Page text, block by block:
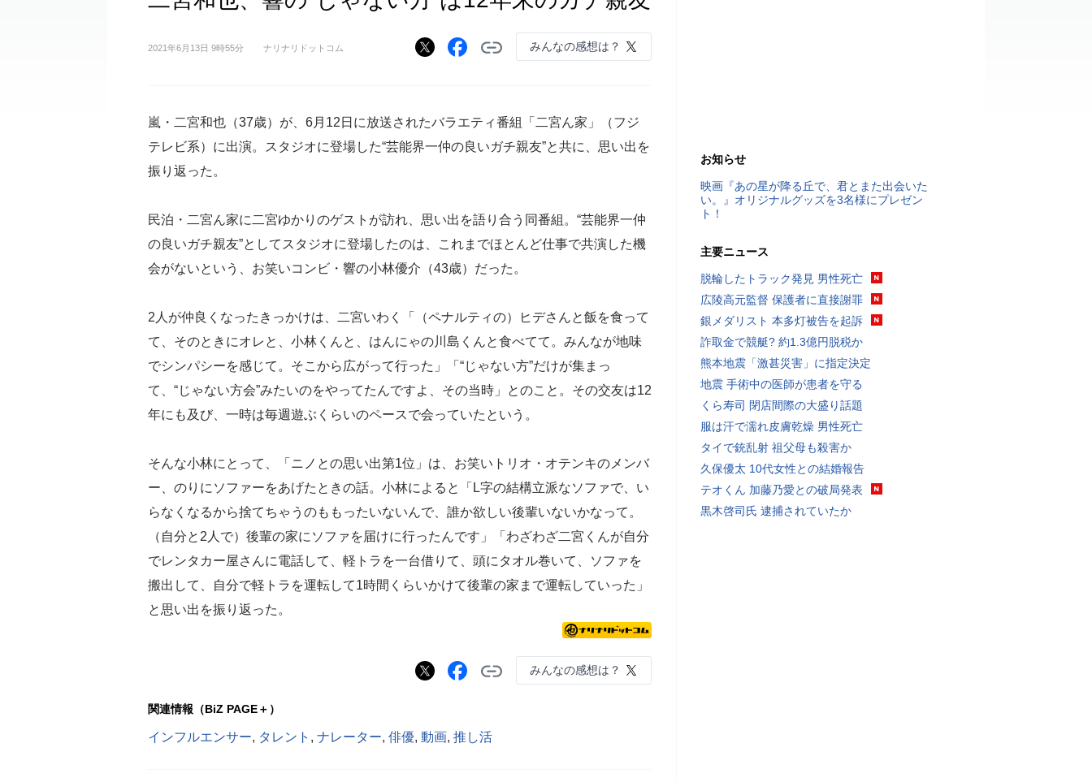
2021年6月13日 9時55分 ナリナリドットコム みんなの感想は？
嵐・二宮和也（37歳）が、6月12日に放送されたバラエティ番組「二宮ん家」（フジ
テレビ系）に出演。スタジオに登場した“芸能界一仲の良いガチ親友”と共に、思い出を
振り返った。
民泊・二宮ん家に二宮ゆかりのゲストが訪れ、思い出を語り合う同番組。“芸能界一仲
の良いガチ親友”としてスタジオに登場したのは、これまでほとんど仕事で共演した機
会がないという、お笑いコンビ・響の小林優介（43歳）だった。
2人が仲良くなったきっかけは、二宮いわく「（ペナルティの）ヒデさんと飯を食って
て、そのときにオレと、小林くんと、はんにゃの川島くんと食べてて。みんなが地味
でシンパシーを感じて。そこから広がって行った」「“じゃない方”だけが集まっ
て、“じゃない方会”みたいのをやってたんですよ、その当時」とのこと。その交友は12
年にも及び、一時は毎週遊ぶくらいのペースで会っていたという。
そんな小林にとって、「ニノとの思い出第1位」は、お笑いトリオ・オテンキのメンバ
ー、のりにソファーをあげたときの話。小林によると「L字の結構立派なソファで、い
らなくなるから捨てちゃうのももったいないんで、誰か欲しい後輩いないかなって。
（自分と2人で）後輩の家にソファを届けに行ったんです」「わざわざ二宮くんが自分
でレンタカー屋さんに電話して、軽トラを一台借りて、頭にタオル巻いて、ソファを
搬出して、自分で軽トラを運転して1時間くらいかけて後輩の家まで運転していった」
と思い出を振り返った。
みんなの感想は？
関連情報（BiZ PAGE＋）
インフルエンサー, タレント , ナレーター, 俳優, 動画, 推し活
お知らせ
映画『あの星が降る丘で、君とまた出会いた
い。』オリジナルグッズを3名様にプレゼン
ト！
主要ニュース
脱輪したトラック発見 男性死亡
広陵高元監督 保護者に直接謝罪
銀メダリスト 本多灯被告を起訴
詐取金で競艇? 約1.3億円脱税か
熊本地震「激甚災害」に指定決定
地震 手術中の医師が患者を守る
くら寿司 閉店間際の大盛り話題
服は汗で濡れ皮膚乾燥 男性死亡
タイで銃乱射 祖父母も殺害か
久保優太 10代女性との結婚報告
テオくん 加藤乃愛との破局発表
黒木啓司氏 逮捕されていたか